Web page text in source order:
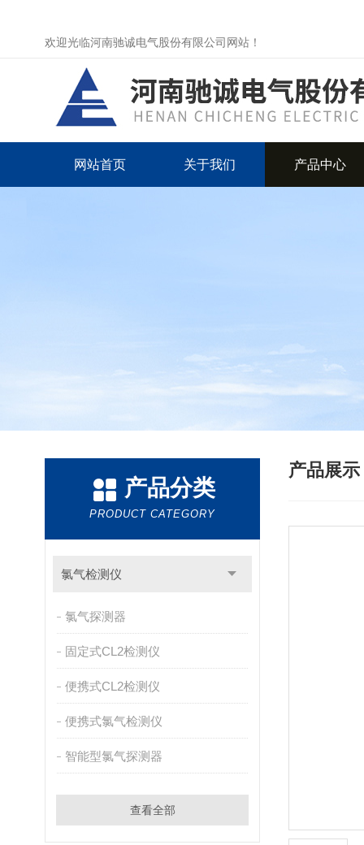
欢迎光临河南驰诚电气股份有限公司网站！
网站首页 关于我们 产品中心
产品分类
PRODUCT CATEGORY
氯气检测仪
氯气探测器
固定式CL2检测仪
便携式CL2检测仪
便携式氯气检测仪
智能型氯气探测器
查看全部
产品展示